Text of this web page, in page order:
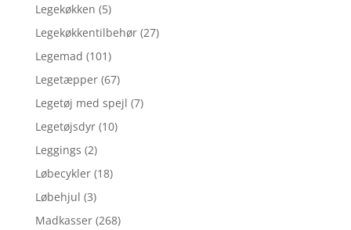
Legekøkken (5)
Legekøkkentilbehør (27)
Legemad (101)
Legetæpper (67)
Legetøj med spejl (7)
Legetøjsdyr (10)
Leggings (2)
Løbecykler (18)
Løbehjul (3)
Madkasser (268)